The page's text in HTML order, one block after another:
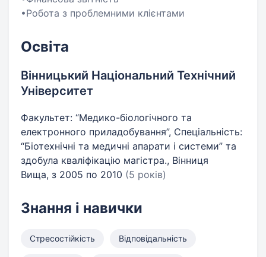
•Робота з проблемними клієнтами
Освіта
Вінницький Національний Технічний
Університет
Факультет: “Медико-біологічного та
електронного приладобування”, Спеціальність:
“Біотехнічні та медичні апарати і системи” та
здобула кваліфікацію магістра., Вінниця
Вища, з 2005 по 2010 (5 років)
Знання і навички
Стресостійкість Відповідальність